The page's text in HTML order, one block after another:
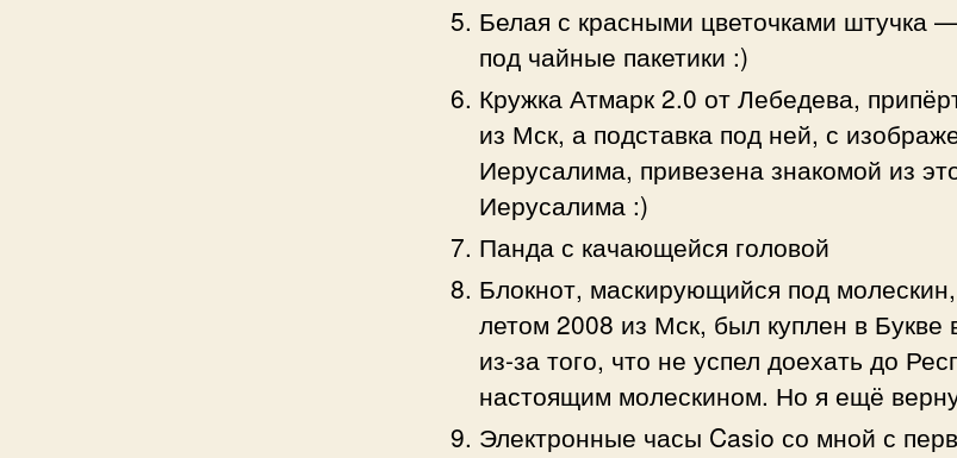
Белая с красными цветочками штучка
под чайные пакетики :)
Кружка Атмарк 2.0 от Лебедева,
из Мск, а подставка под ней, с
Иерусалима, привезена знакомой из
Иерусалима :)
Панда с качающейся головой
Блокнот, маскирующийся под
летом 2008 из Мск, был куплен в Букве
из-за того, что не успел доехать до
настоящим молескином. Но я ещё
Электронные часы Casio со мной с